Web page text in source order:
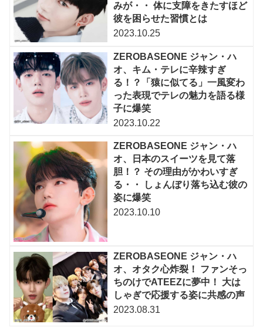
みが・・ 体に支障をきたすほど
彼を困らせた習慣とは
2023.10.25
ZEROBASEONE ジャン・ハ
オ、キム・テレに辛辣すぎ
る！？「猿に似てる」一風変わ
った表現でテレの魅力を語る様
子に爆笑
2023.10.22
ZEROBASEONE ジャン・ハ
オ、日本のスイーツを見て落
胆！？ その理由がかわいすぎ
る・・ しょんぼり落ち込む彼の
姿に爆笑
2023.10.10
ZEROBASEONE ジャン・ハ
オ、オタク心炸裂！ ファンそっ
ちのけでATEEZに夢中！ 大は
しゃぎで応援する姿に共感の声
2023.08.31